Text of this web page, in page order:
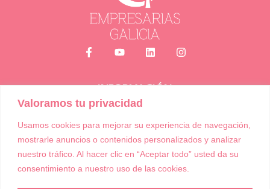
Valoramos tu privacidad
Usamos cookies para mejorar su experiencia de navegación,
mostrarle anuncios o contenidos personalizados y analizar
nuestro tráfico. Al hacer clic en “Aceptar todo” usted da su
consentimiento a nuestro uso de las cookies.
Política de Cookies
Política de Privacidad
Términos y condiciones de compra
Accesibilidad